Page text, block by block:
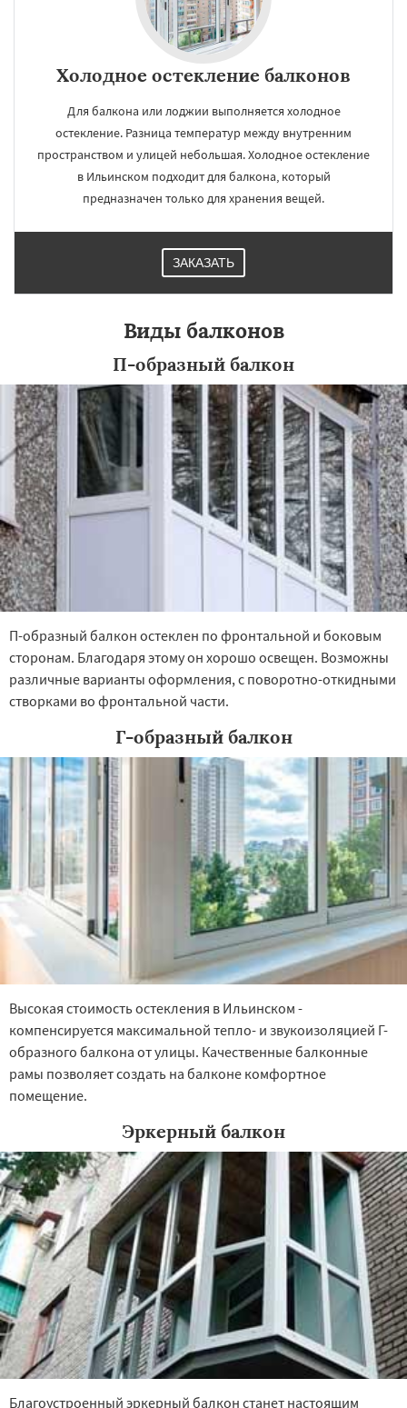
Холодное остекление балконов
Для балкона или лоджии выполняется холодное
остекление. Разница температур между внутренним
пространством и улицей небольшая. Холодное остекление
в Ильинском подходит для балкона, который
предназначен только для хранения вещей.
ЗАКАЗАТЬ
Виды балконов
П-образный балкон
П-образный балкон остеклен по фронтальной и боковым
сторонам. Благодаря этому он хорошо освещен. Возможны
различные варианты оформления, с поворотно-откидными
створками во фронтальной части.
Г-образный балкон
Высокая стоимость остекления в Ильинском -
компенсируется максимальной тепло- и звукоизоляцией Г-
образного балкона от улицы. Качественные балконные
рамы позволяет создать на балконе комфортное
помещение.
Эркерный балкон
Благоустроенный эркерный балкон станет настоящим